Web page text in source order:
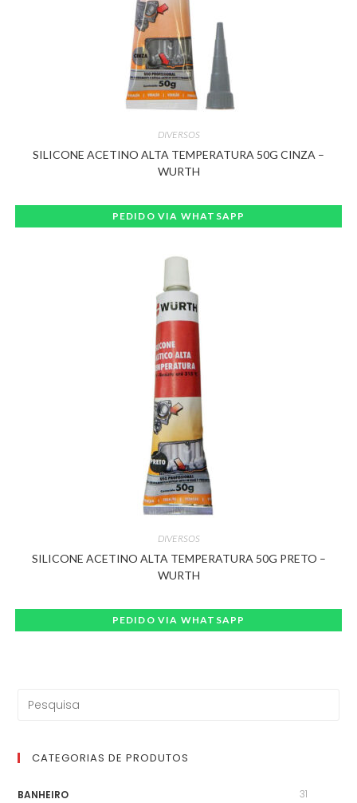
DIVERSOS
SILICONE ACETINO ALTA TEMPERATURA 50G CINZA –
WURTH
PEDIDO VIA WHATSAPP
DIVERSOS
SILICONE ACETINO ALTA TEMPERATURA 50G PRETO –
WURTH
PEDIDO VIA WHATSAPP
CATEGORIAS DE PRODUTOS
BANHEIRO 31